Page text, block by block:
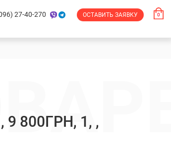
27-40-270 ОСТАВИТЬ ЗАЯВКУ 0
800ГРН, 1, ,